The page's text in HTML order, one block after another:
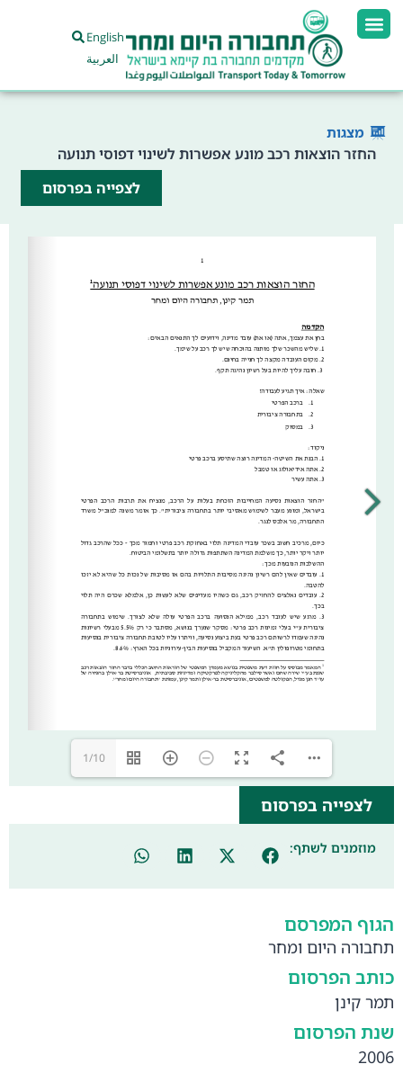
English
العربية
מצגות
החזר הוצאות רכב מונע אפשרות לשינוי דפוסי תנועה
לצפייה בפרסום
1/10
לצפייה בפרסום
מוזמנים לשתף:
הגוף המפרסם
תחבורה היום ומחר
כותב הפרסום
תמר קינן
שנת הפרסום
2006